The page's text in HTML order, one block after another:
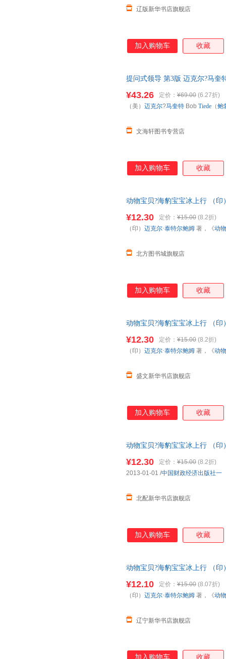
辽版新华书店旗舰店
加入购物车 收藏
提问式领导 第3版 迈克尔?马奎
¥43.26 定价： ¥69.00 (6.27折)
文海轩图书专营店
（美） 迈克尔?马奎特 Bob Tiede （鲍
加入购物车 收藏
动物宝贝?海豹宝宝冰上行 （
正规发票 多仓就近发货 85%城
¥12.30 定价： ¥15.00 (8.2折)
北方图书城旗舰店
（印） 迈克尔·泰特尔鲍姆 著，《动
加入购物车 收藏
动物宝贝?海豹宝宝冰上行 （
货
¥12.30 定价： ¥15.00 (8.2折)
盛文新华书店旗舰店
（印） 迈克尔·泰特尔鲍姆 著，《动
加入购物车 收藏
动物宝贝?海豹宝宝冰上行 （
¥12.30 定价： ¥15.00 (8.2折)
北配新华书店旗舰店
2013-01-01 /中国财政经济出版社一
加入购物车 收藏
动物宝贝?海豹宝宝冰上行 （
¥12.10 定价： ¥15.00 (8.07折)
辽宁新华书店旗舰店
（印） 迈克尔·泰特尔鲍姆 著，《动
加入购物车 收藏